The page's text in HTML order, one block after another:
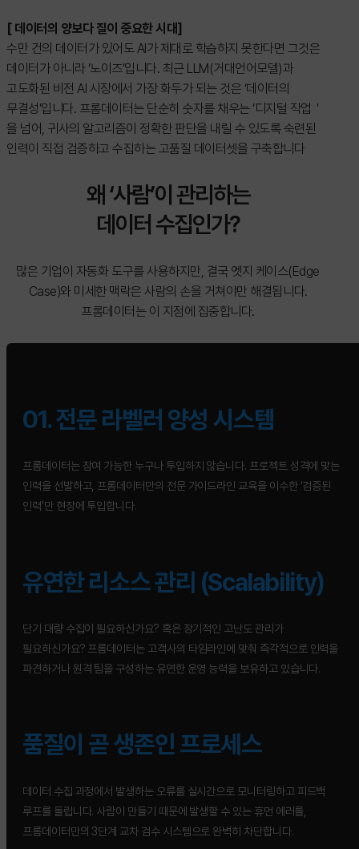
[ 데이터의 양보다 질이 중요한 시대]
수만 건의 데이터가 있어도 AI가 제대로 학습하지 못한다면 그것은
데이터가 아니라 ‘노이즈’입니다. 최근 LLM(거대언어모델)과
고도화된 비전 AI 시장에서 가장 화두가 되는 것은 ‘데이터의
무결성’입니다. 프롬데이터는 단순히 숫자를 채우는 ‘디지털 작업＇
을 넘어, 귀사의 알고리즘이 정확한 판단을 내릴 수 있도록 숙련된
인력이 직접 검증하고 수집하는 고품질 데이터셋을 구축합니다
왜 ‘사람’이 관리하는
데이터 수집인가?
많은 기업이 자동화 도구를 사용하지만, 결국 엣지 케이스(Edge
Case)와 미세한 맥락은 사람의 손을 거쳐야만 해결됩니다.
프롬데이터는 이 지점에 집중합니다.
01. 전문 라벨러 양성 시스템
프롬데이터는 참여 가능한 누구나 투입하지 않습니다. 프로젝트 성격에 맞는
인력을 선발하고, 프롬데이터만의 전문 가이드라인 교육을 이수한 ‘검증된
인력’만 현장에 투입합니다.
유연한 리소스 관리 (Scalability)
단기 대량 수집이 필요하신가요? 혹은 장기적인 고난도 관리가
필요하신가요? 프롬데이터는 고객사의 타임라인에 맞춰 즉각적으로 인력을
파견하거나 원격 팀을 구성하는 유연한 운영 능력을 보유하고 있습니다.
품질이 곧 생존인 프로세스
데이터 수집 과정에서 발생하는 오류를 실시간으로 모니터링하고 피드백
루프를 돌립니다. 사람이 만들기 때문에 발생할 수 있는 휴먼 에러를,
프롬데이터만의 3단계 교차 검수 시스템으로 완벽히 차단합니다.